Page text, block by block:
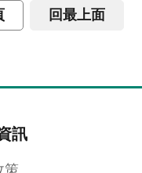
回最上面
訊